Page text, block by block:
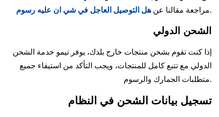
مراجعة مقالنا عن هل التوصيل العاجل في شي ان عليه رسوم .
الشحن الدولي
إذا كنت تقوم بشحن منتجات خارج بلدك، يوفر تيمو خدمة الشحن
الدولي مع تتبع كامل للمنتجات، ويجب التأكد من استيفاء جميع
متطلبات الجمارك والرسوم.
تسجيل بيانات الشحن في النظام